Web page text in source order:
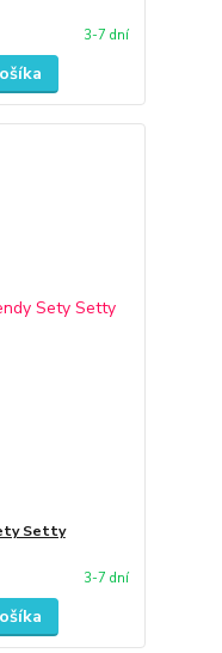
3-7 dní
Setty
3-7 dní